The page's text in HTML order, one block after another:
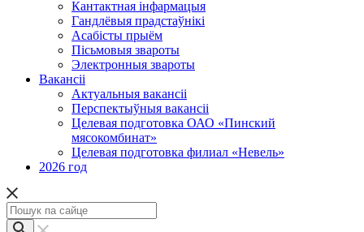
Кантактная інфармацыя
Гандлёвыя прадстаўнікі
Асабісты прыём
Пісьмовыя звароты
Электронныя звароты
Вакансіі
Актуальныя вакансіі
Перспектыўныя вакансіі
Целевая подготовка ОАО «Пинский
мясокомбинат»
Целевая подготовка филиал «Невель»
2026 год